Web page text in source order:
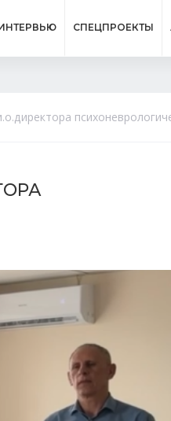
СПЕЦПРОЕКТЫ